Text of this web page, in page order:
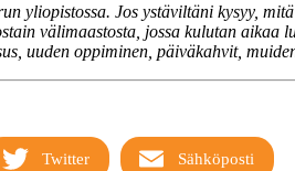
yliopistossa. Jos ystäviltäni kysyy,
välimaastosta, jossa kulutan aikaa
uuden oppiminen, päiväkahvit,
Twitter Sähköposti